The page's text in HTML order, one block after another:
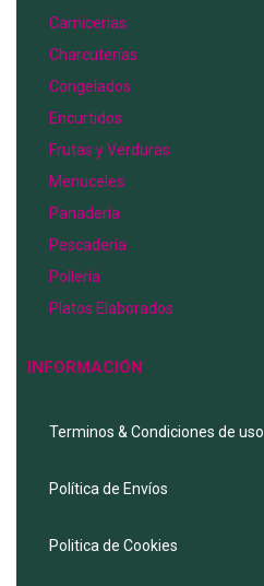
Carnicerías
Charcuterías
Congelados
Encurtidos
Frutas y Verduras
Menuceles
Panadería
Pescadería
Pollería
Platos Elaborados
INFORMACIÓN
Terminos & Condiciones de uso
Política de Envíos
Politica de Cookies